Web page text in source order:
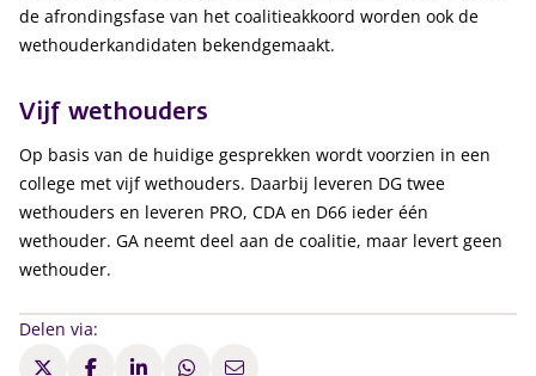
de afrondingsfase van het coalitieakkoord worden ook de
wethouderkandidaten bekendgemaakt.
Vijf wethouders
Op basis van de huidige gesprekken wordt voorzien in een
college met vijf wethouders. Daarbij leveren DG twee
wethouders en leveren PRO, CDA en D66 ieder één
wethouder. GA neemt deel aan de coalitie, maar levert geen
wethouder.
Delen via: